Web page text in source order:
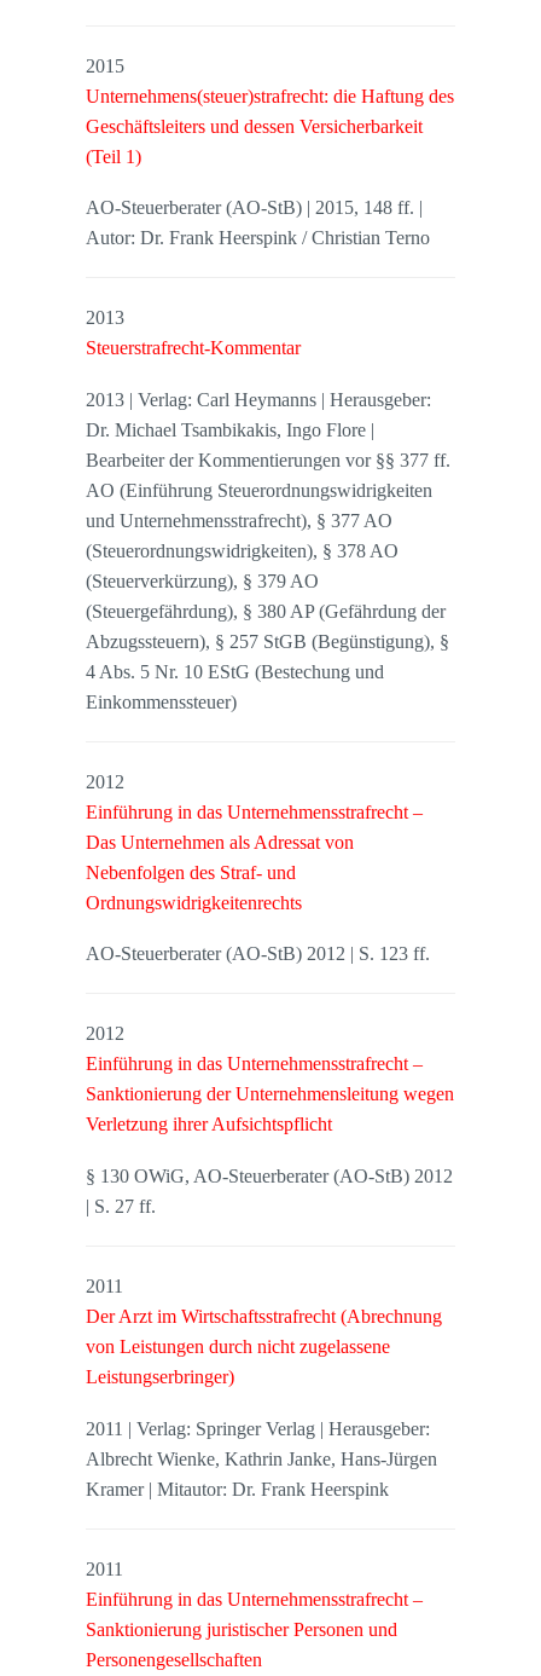
2015
Unternehmens(steuer)strafrecht: die Haftung des
Geschäftsleiters und dessen Versicherbarkeit
(Teil 1)
AO-Steuerberater (AO-StB) | 2015, 148 ff. |
Autor: Dr. Frank Heerspink / Christian Terno
2013
Steuerstrafrecht-Kommentar
2013 | Verlag: Carl Heymanns | Herausgeber:
Dr. Michael Tsambikakis, Ingo Flore |
Bearbeiter der Kommentierungen vor §§ 377 ff.
AO (Einführung Steuerordnungswidrigkeiten
und Unternehmensstrafrecht), § 377 AO
(Steuerordnungswidrigkeiten), § 378 AO
(Steuerverkürzung), § 379 AO
(Steuergefährdung), § 380 AP (Gefährdung der
Abzugssteuern), § 257 StGB (Begünstigung), §
4 Abs. 5 Nr. 10 EStG (Bestechung und
Einkommenssteuer)
2012
Einführung in das Unternehmensstrafrecht –
Das Unternehmen als Adressat von
Nebenfolgen des Straf- und
Ordnungswidrigkeitenrechts
AO-Steuerberater (AO-StB) 2012 | S. 123 ff.
2012
Einführung in das Unternehmensstrafrecht –
Sanktionierung der Unternehmensleitung wegen
Verletzung ihrer Aufsichtspflicht
§ 130 OWiG, AO-Steuerberater (AO-StB) 2012
| S. 27 ff.
2011
Der Arzt im Wirtschaftsstrafrecht (Abrechnung
von Leistungen durch nicht zugelassene
Leistungserbringer)
2011 | Verlag: Springer Verlag | Herausgeber:
Albrecht Wienke, Kathrin Janke, Hans-Jürgen
Kramer | Mitautor: Dr. Frank Heerspink
2011
Einführung in das Unternehmensstrafrecht –
Sanktionierung juristischer Personen und
Personengesellschaften